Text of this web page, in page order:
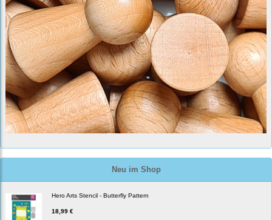
Neu im Shop
Hero Arts Stencil - Butterfly Pattern
18,99 €